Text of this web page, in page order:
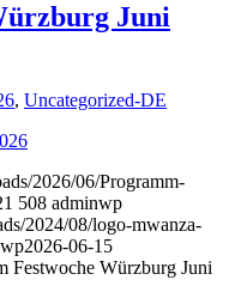
Juni
, Uncategorized-DE
2026/06/Programm-
508 adminwp
2024/08/logo-mwanza-
2026-06-15
Festwoche Würzburg Juni